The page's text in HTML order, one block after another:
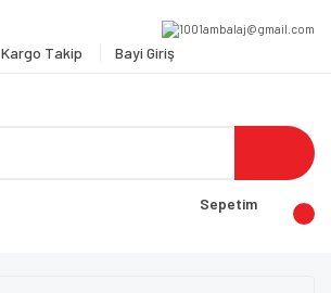
Kargo Takip Bayi Giriş
Sepetim